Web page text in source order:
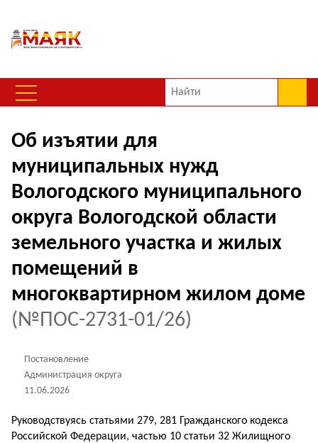
Об изъятии для
муниципальных нужд
Вологодского муниципального
округа Вологодской области
земельного участка и жилых
помещений в
многоквартирном жилом доме
(№ПОС-2731-01/26)
Постановление
Администрация округа
11.06.2026
Руководствуясь статьями 279, 281 Гражданского кодекса
Российской Федерации, частью 10 статьи 32 Жилищного